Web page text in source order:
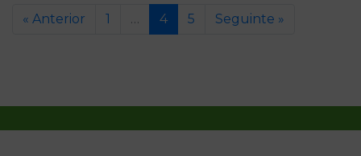
« Anterior 1 … 4 5 Seguinte »